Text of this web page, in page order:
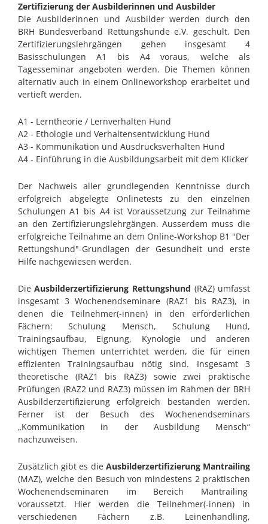
Zertifizierung der Ausbilderinnen und Ausbilder
Die Ausbilderinnen und Ausbilder werden durch den
BRH Bundesverband Rettungshunde e.V. geschult. Den
Zertifizierungslehrgängen gehen insgesamt 4
Basisschulungen A1 bis A4 voraus, welche als
Tagesseminar angeboten werden. Die Themen können
alternativ auch in einem Onlineworkshop erarbeitet und
vertieft werden.
A1 - Lerntheorie / Lernverhalten Hund
A2 - Ethologie und Verhaltensentwicklung Hund
A3 - Kommunikation und Ausdrucksverhalten Hund
A4 - Einführung in die Ausbildungsarbeit mit dem Klicker
Der Nachweis aller grundlegenden Kenntnisse durch
erfolgreich abgelegte Onlinetests zu den einzelnen
Schulungen A1 bis A4 ist Voraussetzung zur Teilnahme
an den Zertifizierungslehrgängen. Ausserdem muss die
erfolgreiche Teilnahme an dem Online-Workshop B1 "Der
Rettungshund"-Grundlagen der Gesundheit und erste
Hilfe nachgewiesen werden.
DieAusbilderzertifizierung Rettungshund (RAZ) umfasst
insgesamt 3 Wochenendseminare (RAZ1 bis RAZ3), in
denen die Teilnehmer(-innen) in den erforderlichen
Fächern: Schulung Mensch, Schulung Hund,
Trainingsaufbau, Eignung, Kynologie und anderen
wichtigen Themen unterrichtet werden, die für einen
effizienten Trainingsaufbau nötig sind. Insgesamt 3
theoretische (RAZ1 bis RAZ3) sowie zwei praktische
Prüfungen (RAZ2 und RAZ3) müssen im Rahmen der BRH
Ausbilderzertifizierung erfolgreich bestanden werden.
Ferner ist der Besuch des Wochenendseminars
„Kommunikation in der Ausbildung Mensch“
nachzuweisen.
Zusätzlich gibt es die Ausbilderzertifizierung Mantrailing
(MAZ), welche den Besuch von mindestens 2 praktischen
Wochenendseminaren im Bereich Mantrailing
voraussetzt. Hier werden die Teilnehmer(-innen) in
verschiedenen Fächern z.B. Leinenhandling,